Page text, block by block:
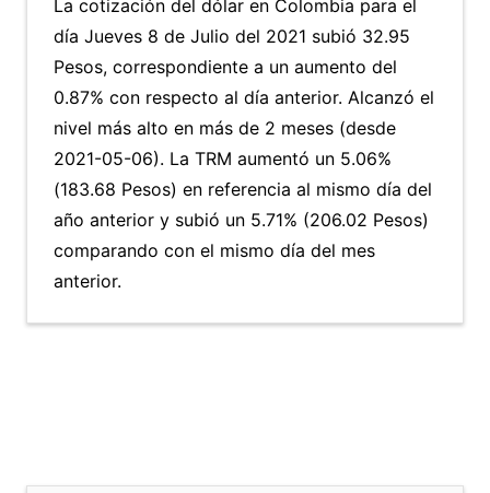
La cotización del dólar en Colombia para el
día Jueves 8 de Julio del 2021 subió 32.95
Pesos, correspondiente a un aumento del
0.87% con respecto al día anterior. Alcanzó el
nivel más alto en más de 2 meses (desde
2021-05-06). La TRM aumentó un 5.06%
(183.68 Pesos) en referencia al mismo día del
año anterior y subió un 5.71% (206.02 Pesos)
comparando con el mismo día del mes
anterior.